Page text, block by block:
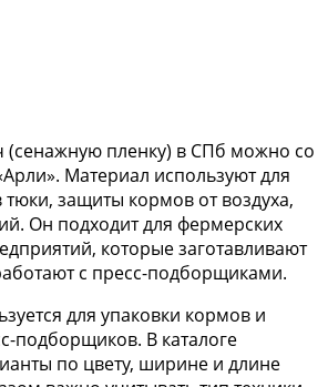
(сенажную пленку) в СПб можно со
Материал используют для
тюки, защиты кормов от воздуха,
Он подходит для фермерских
которые заготавливают
с пресс-подборщиками.
для упаковки кормов и
подборщиков. В каталоге
по цвету, ширине и длине